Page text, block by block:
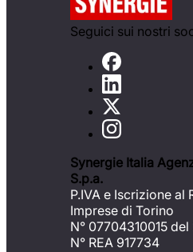
Seguici sui nostri
Synergie Italia
S.p.a.
P.IVA e Iscrizione al
Imprese di Torino
N° 07704310015
N° REA 917734